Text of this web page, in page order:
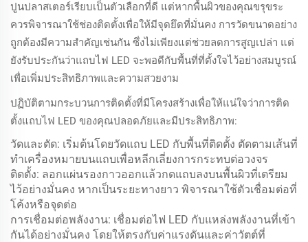
ปูนปลาสเตอร์เรียบเป็นตัวเลือกที่ดี แต่หากพื้นผิวของคุณขรุขระ
ควรพิจารณาใช้ช่องติดตั้งเพื่อให้มีจุดยึดที่มั่นคง การวัดขนาดอย่าง
ถูกต้องมีความสำคัญเช่นกัน ซึ่งไม่เพียงแต่ช่วยลดการสูญเปล่า แต่
ยังรับประกันว่าแถบไฟ LED จะพอดีกับพื้นที่ที่ตั้งใจไว้อย่างสมบูรณ์
เพื่อเพิ่มประสิทธิภาพและความสวยงาม
ปฏิบัติตามกระบวนการติดตั้งที่มีโครงสร้างเพื่อให้แน่ใจว่าการติด
ตั้งแถบไฟ LED ของคุณปลอดภัยและมีประสิทธิภาพ:
วัดและตัด: เริ่มต้นโดยวัดแถบ LED กับพื้นที่ติดตั้ง ตัดตามเส้นที่
ทำเครื่องหมายบนแถบเพื่อหลีกเลี่ยงการกระทบต่อวงจร
ติดตั้ง: ลอกแผ่นรองกาวออกแล้วกดแถบลงบนพื้นผิวที่เตรียม
ไว้อย่างมั่นคง หากเป็นระยะทางยาว พิจารณาใช้ตัวเชื่อมต่อที่
โค้งหรือจุดต่อ
การเชื่อมต่อพลังงาน: เชื่อมต่อไฟ LED กับแหล่งพลังงานที่เข้า
กันได้อย่างมั่นคง โดยให้ตรงกับค่าแรงดันและค่าวัตต์ที่